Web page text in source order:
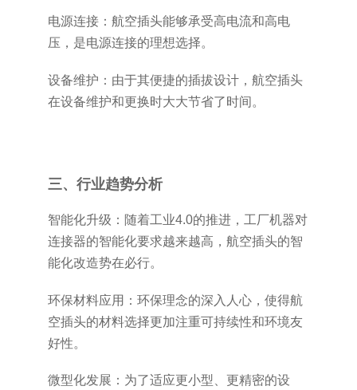
电源连接：航空插头能够承受高电流和高电
压，是电源连接的理想选择。
设备维护：由于其便捷的插拔设计，航空插头
在设备维护和更换时大大节省了时间。
三、行业趋势分析
智能化升级：随着工业4.0的推进，工厂机器对
连接器的智能化要求越来越高，航空插头的智
能化改造势在必行。
环保材料应用：环保理念的深入人心，使得航
空插头的材料选择更加注重可持续性和环境友
好性。
微型化发展：为了适应更小型、更精密的设